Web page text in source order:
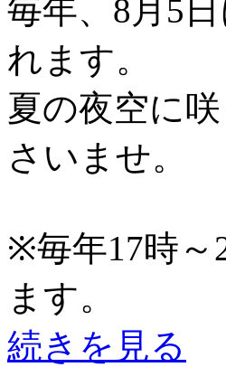
毎年、8月5
れます。
夏の夜空に
さいませ。
※毎年17時～
ます。
続きを見る